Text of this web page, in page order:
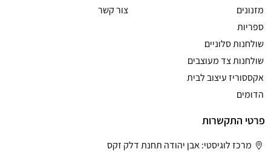
מזנונים
ספריות
שולחנות סלוניים
שולחנות צד מעוצבים
אקססוריז עיצוב לבית
הדומים
צור קשר
פרטי התקשרות
מרכז לוגיסטי: אבן יהודה תחנת דלק זקס